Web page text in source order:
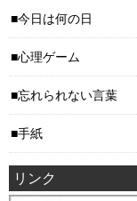
今日は何の日
心理ゲーム
忘れられない言葉
手紙
リンク